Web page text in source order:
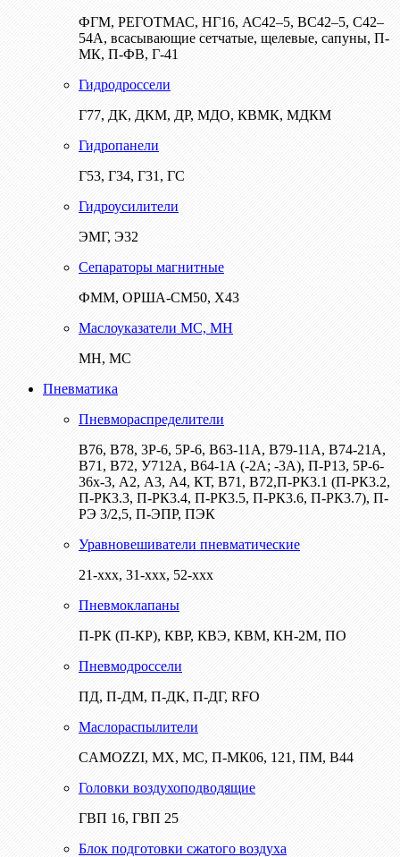
ФГМ, РЕГОТМАС, НГ16, АС42–5, ВС42–5, С42–
54А, всасывающие сетчатые, щелевые, сапуны, П-
МК, П-ФВ, Г-41
Гидродроссели
Г77, ДК, ДКМ, ДР, МДО, КВМК, МДКМ
Гидропанели
Г53, Г34, Г31, ГС
Гидроусилители
ЭМГ, Э32
Сепараторы магнитные
ФММ, ОРША-СМ50, Х43
Маслоуказатели МС, МН
МН, МС
Пневматика
Пневмораспределители
В76, В78, 3Р-6, 5Р-6, В63-11А, В79-11А, В74-21А,
В71, В72, У712А, В64-1А (-2А; -3А), П-Р13, 5Р-6-
36х-3, А2, А3, А4, КТ, В71, В72,П-РК3.1 (П-РК3.2,
П-РК3.3, П-РК3.4, П-РК3.5, П-РК3.6, П-РК3.7), П-
РЭ 3/2,5, П-ЭПР, ПЭК
Уравновешиватели пневматические
21-ххх, 31-ххх, 52-ххх
Пневмоклапаны
П-РК (П-КР), КВР, КВЭ, КВМ, КН-2М, ПО
Пневмодроссели
ПД, П-ДМ, П-ДК, П-ДГ, RFO
Маслораспылители
CAMOZZI, МХ, МС, П-МК06, 121, ПМ, В44
Головки воздухоподводящие
ГВП 16, ГВП 25
Блок подготовки сжатого воздуха